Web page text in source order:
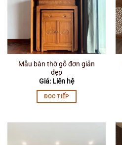
Mẫu bàn thờ gỗ đơn giản
đẹp
Giá: Liên hệ
ĐỌC TIẾP